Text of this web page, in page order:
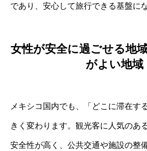
であり、安心して旅行できる基盤に
女性が安全に過ごせる地
がよい地域
メキシコ国内でも、「どこに滞在す
きく変わります。観光客に人気のあ
安全性が高く、公共交通や施設の整